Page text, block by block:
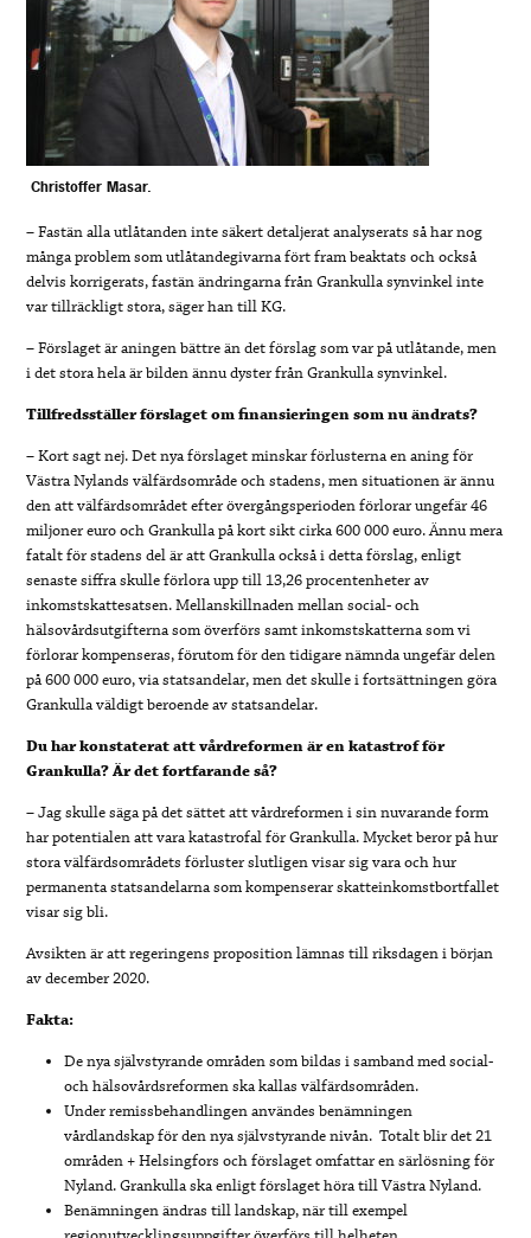
Christoffer Masar.
– Fastän alla utlåtanden inte säkert detaljerat analyserats så har nog
många problem som utlåtandegivarna fört fram beaktats och också
delvis korrigerats, fastän ändringarna från Grankulla synvinkel inte
var tillräckligt stora, säger han till KG.
– Förslaget är aningen bättre än det förslag som var på utlåtande, men
i det stora hela är bilden ännu dyster från Grankulla synvinkel.
Tillfredsställer förslaget om finansieringen som nu ändrats?
– Kort sagt nej. Det nya förslaget minskar förlusterna en aning för
Västra Nylands välfärdsområde och stadens, men situationen är ännu
den att välfärdsområdet efter övergångsperioden förlorar ungefär 46
miljoner euro och Grankulla på kort sikt cirka 600 000 euro. Ännu mera
fatalt för stadens del är att Grankulla också i detta förslag, enligt
senaste siffra skulle förlora upp till 13,26 procentenheter av
inkomstskattesatsen. Mellanskillnaden mellan social- och
hälsovårdsutgifterna som överförs samt inkomstskatterna som vi
förlorar kompenseras, förutom för den tidigare nämnda ungefär delen
på 600 000 euro, via statsandelar, men det skulle i fortsättningen göra
Grankulla väldigt beroende av statsandelar.
Du har konstaterat att vårdreformen är en katastrof för
Grankulla? Är det fortfarande så?
– Jag skulle säga på det sättet att vårdreformen i sin nuvarande form
har potentialen att vara katastrofal för Grankulla. Mycket beror på hur
stora välfärdsområdets förluster slutligen visar sig vara och hur
permanenta statsandelarna som kompenserar skatteinkomstbortfallet
visar sig bli.
Avsikten är att regeringens proposition lämnas till riksdagen i början
av december 2020.
Fakta:
De nya självstyrande områden som bildas i samband med social-
och hälsovårdsreformen ska kallas välfärdsområden.
Under remissbehandlingen användes benämningen
vårdlandskap för den nya självstyrande nivån. Totalt blir det 21
områden + Helsingfors och förslaget omfattar en särlösning för
Nyland. Grankulla ska enligt förslaget höra till Västra Nyland.
Benämningen ändras till landskap, när till exempel